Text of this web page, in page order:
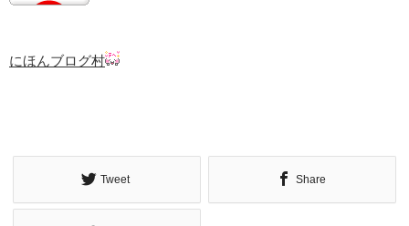
にほんブログ村
Tweet Share